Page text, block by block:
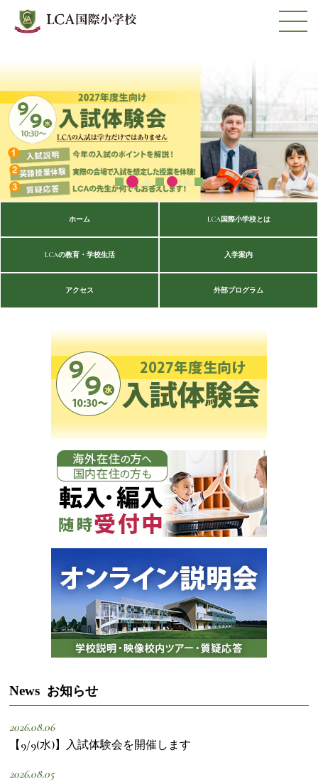
ホーム LCA国際小学校とは
LCAの教育・学校生活 入学案内
アクセス 外部プログラム
News お知らせ
2026.08.06
【9/9(水)】入試体験会を開催します
2026.08.05